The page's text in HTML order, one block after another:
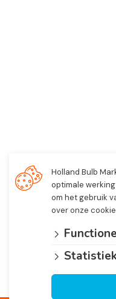
Holland Bulb
optimale
om het gebruik
over onze